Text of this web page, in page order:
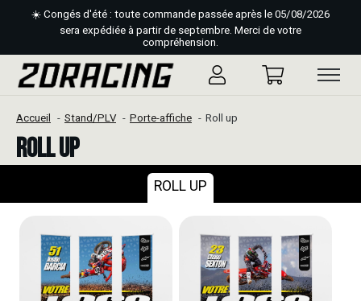
☀️ Congés d'été : toute commande passée après le 05/08/2026
sera expédiée à partir de septembre. Merci de votre
compréhension.
Accueil Stand/PLV Porte-affiche Roll up
Roll up
ROLL UP